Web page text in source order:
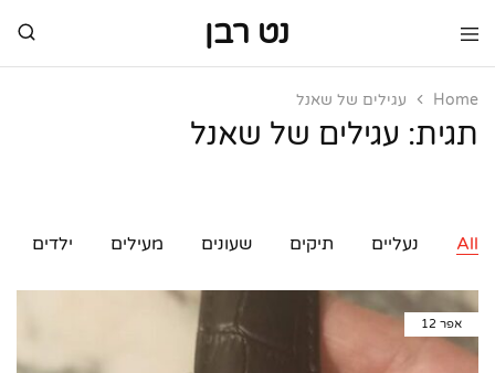
נט רבן
נט
מותגי
יוקרה
מותגי
Home עגילים של שאנל
תגית: עגילים של שאנל
All נעליים תיקים שעונים מעילים ילדים
אפר 12